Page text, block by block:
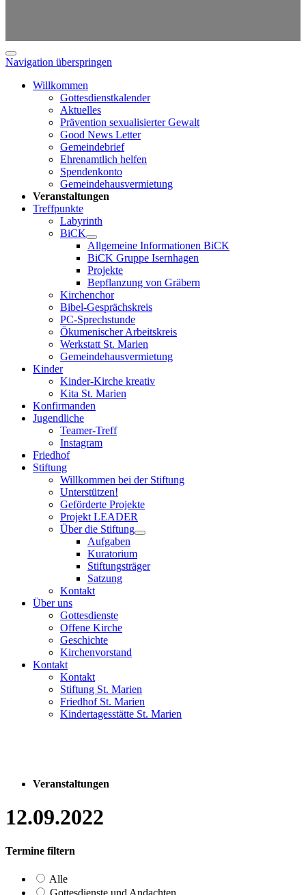
Navigation überspringen
Willkommen
Gottesdienstkalender
Aktuelles
Prävention sexualisierter Gewalt
Good News Letter
Gemeindebrief
Ehrenamtlich helfen
Spendenkonto
Gemeindehausvermietung
Veranstaltungen
Treffpunkte
Labyrinth
BiCK
Allgemeine Informationen BiCK
BiCK Gruppe Isernhagen
Projekte
Bepflanzung von Gräbern
Kirchenchor
Bibel-Gesprächskreis
PC-Sprechstunde
Ökumenischer Arbeitskreis
Werkstatt St. Marien
Gemeindehausvermietung
Kinder
Kinder-Kirche kreativ
Kita St. Marien
Konfirmanden
Jugendliche
Teamer-Treff
Instagram
Friedhof
Stiftung
Willkommen bei der Stiftung
Unterstützen!
Geförderte Projekte
Projekt LEADER
Über die Stiftung
Aufgaben
Kuratorium
Stiftungsträger
Satzung
Kontakt
Über uns
Gottesdienste
Offene Kirche
Geschichte
Kirchenvorstand
Kontakt
Kontakt
Stiftung St. Marien
Friedhof St. Marien
Kindertagesstätte St. Marien
Veranstaltungen
12.09.2022
Termine filtern
Alle